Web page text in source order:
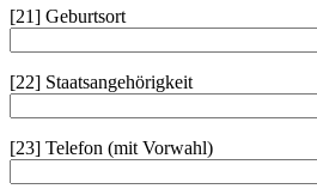
[21] Geburtsort
[22] Staatsangehörigkeit
[23] Telefon (mit Vorwahl)